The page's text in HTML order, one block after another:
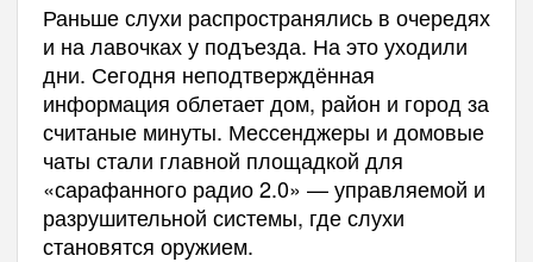
Раньше слухи распространялись в очередях
и на лавочках у подъезда. На это уходили
дни. Сегодня неподтверждённая
информация облетает дом, район и город за
считаные минуты. Мессенджеры и домовые
чаты стали главной площадкой для
«сарафанного радио 2.0» — управляемой и
разрушительной системы, где слухи
становятся оружием.